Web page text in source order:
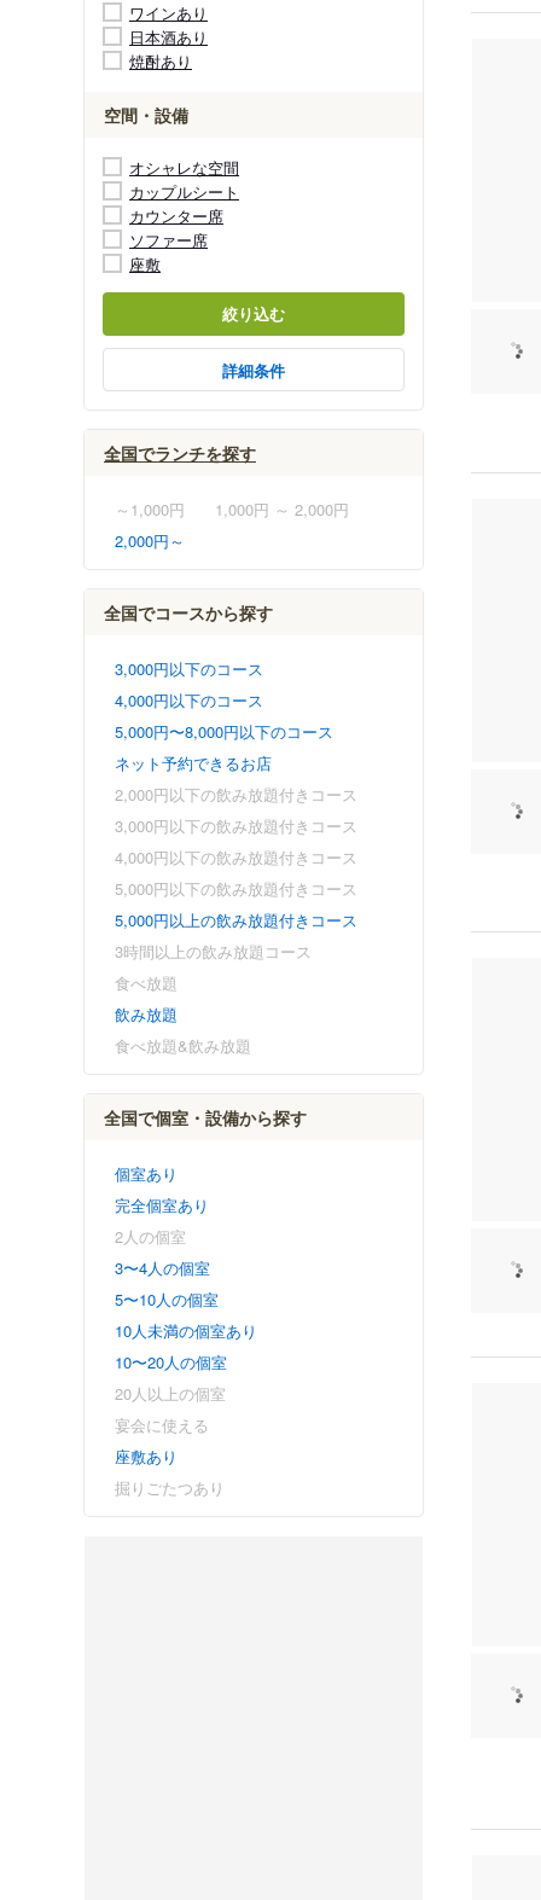
ワインあり
日本酒あり
焼酎あり
空間・設備
オシャレな空間
カップルシート
カウンター席
ソファー席
座敷
絞り込む
詳細条件
全国でランチを探す
～1,000円
1,000円 ～ 2,000円
2,000円～
全国でコースから探す
3,000円以下のコース
4,000円以下のコース
5,000円〜8,000円以下のコース
ネット予約できるお店
2,000円以下の飲み放題付きコース
3,000円以下の飲み放題付きコース
4,000円以下の飲み放題付きコース
5,000円以下の飲み放題付きコース
5,000円以上の飲み放題付きコース
3時間以上の飲み放題コース
食べ放題
飲み放題
食べ放題&飲み放題
全国で個室・設備から探す
個室あり
完全個室あり
2人の個室
3〜4人の個室
5〜10人の個室
10人未満の個室あり
10〜20人の個室
20人以上の個室
宴会に使える
座敷あり
掘りごたつあり